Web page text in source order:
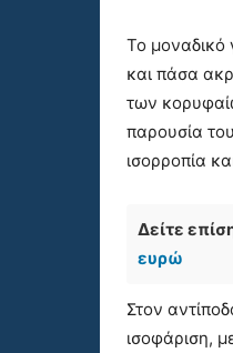
Το μοναδικό
και πάσα
των
παρουσία του
ισορροπία
Δείτε
ευρώ
Στον
ισοφάριση,